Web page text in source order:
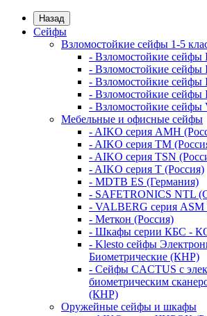
Назад
Сейфы
Взломостойкие сейфы 1-5
- Взломостойкие сейфы
- Взломостойкие сейфы
- Взломостойкие сейфы
- Взломостойкие сейфы
- Взломостойкие сейфы
Мебельные и офисные сейфы
- AIKO серия AMH
- AIKO серия TM
- AIKO серия TSN
- AIKO серия Т (Россия)
- MDTB ES (Германия)
- SAFETRONICS NTL
- VALBERG серия ASM
- Меткон (Россия)
- Шкафы серии КБС -
- Klesto сейфы
Биометрические (КНР)
- Сейфы CACTUS с
биометрическим
(КНР)
Оружейные сейфы и шкафы